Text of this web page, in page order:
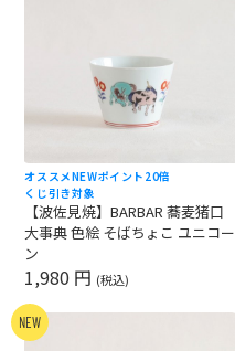
オススメNEWポイント20倍
くじ引き対象
【波佐見焼】BARBAR 蕎麦猪口
大事典 色絵 そばちょこ ユニコー
ン
1,980 円 (税込)
NEW